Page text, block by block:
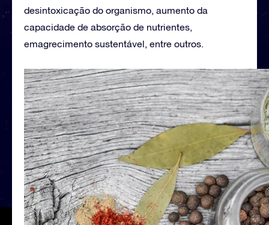
desintoxicação do organismo, aumento da
capacidade de absorção de nutrientes,
emagrecimento sustentável, entre outros.